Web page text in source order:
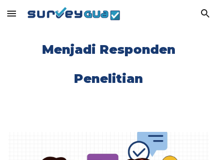
Skip to main content Skip to navigation
Menjadi Responden
Penelitian